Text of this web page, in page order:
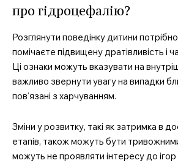
про гідроцефалію?
Розглянути поведінку дитини
помічаєте підвищену дратівливість і
Ці ознаки можуть вказувати на
важливо звернути увагу на випадки
пов’язані з харчуванням.
Зміни у розвитку, такі як затримка в
етапів, також можуть бути
можуть не проявляти інтересу до